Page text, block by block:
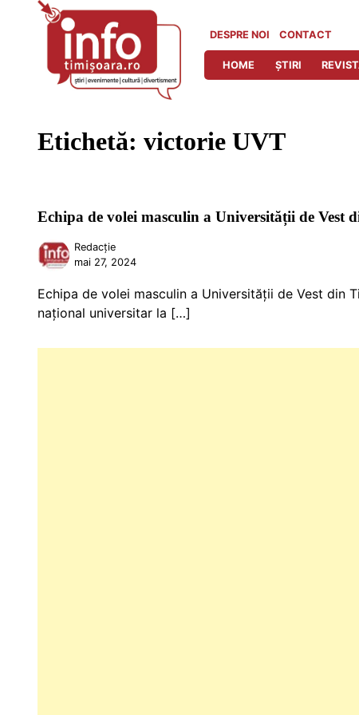
DESPRE NOI CONTACT
HOME ȘTIRI
Etichetă: victorie UVT
Echipa de volei masculin a Universității de
Redacție
mai 27, 2024
Echipa de volei masculin a Universității de Vest din
național universitar la […]